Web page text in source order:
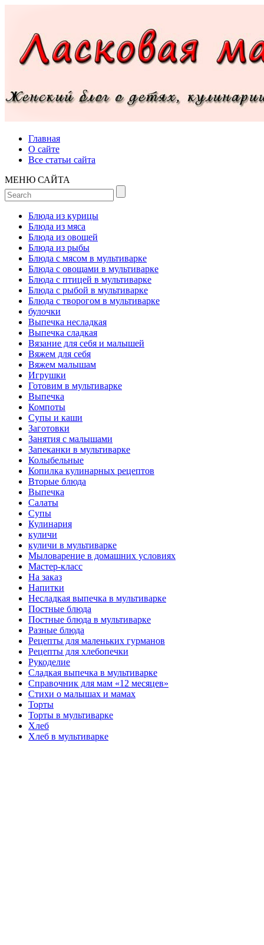
Главная
О сайте
Все статьи сайта
МЕНЮ САЙТА
Блюда из курицы
Блюда из мяса
Блюда из овощей
Блюда из рыбы
Блюда с мясом в мультиварке
Блюда с овощами в мультиварке
Блюда с птицей в мультиварке
Блюда с рыбой в мультиварке
Блюда с творогом в мультиварке
булочки
Выпечка несладкая
Выпечка сладкая
Вязание для себя и малышей
Вяжем для себя
Вяжем малышам
Игрушки
Готовим в мультиварке
Выпечка
Компоты
Супы и каши
Заготовки
Занятия с малышами
Запеканки в мультиварке
Колыбельные
Копилка кулинарных рецептов
Вторые блюда
Выпечка
Салаты
Супы
Кулинария
куличи
куличи в мультиварке
Мыловарение в домашних условиях
Мастер-класс
На заказ
Напитки
Несладкая выпечка в мультиварке
Постные блюда
Постные блюда в мультиварке
Разные блюда
Рецепты для маленьких гурманов
Рецепты для хлебопечки
Рукоделие
Сладкая выпечка в мультиварке
Справочник для мам «12 месяцев»
Стихи о малышах и мамах
Торты
Торты в мультиварке
Хлеб
Хлеб в мультиварке